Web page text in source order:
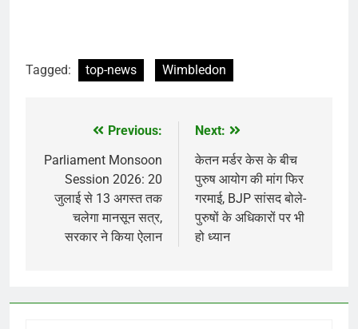
Tagged: top-news Wimbledon
navigation
Previous:
Parliament Monsoon
Session 2026: 20
जुलाई से 13 अगस्त तक
चलेगा मानसून सत्र,
सरकार ने किया ऐलान
Next:
केतन मर्डर केस के बीच
पुरुष आयोग की मांग फिर
गरमाई, BJP सांसद बोले-
पुरुषों के अधिकारों पर भी
हो ध्यान